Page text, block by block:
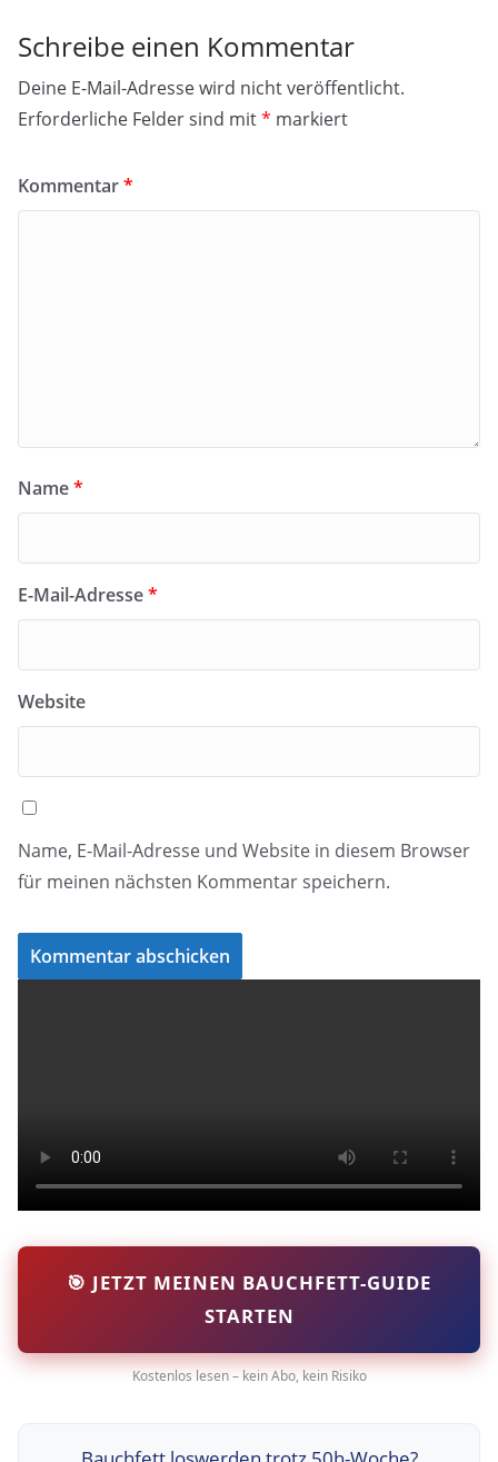
Schreibe einen Kommentar
Deine E-Mail-Adresse wird nicht veröffentlicht.
Erforderliche Felder sind mit* markiert
Kommentar*
Name*
E-Mail-Adresse*
Website
Name, E-Mail-Adresse und Website in diesem Browser
für meinen nächsten Kommentar speichern.
🎯 JETZT MEINEN BAUCHFETT-GUIDE
STARTEN
Kostenlos lesen – kein Abo, kein Risiko